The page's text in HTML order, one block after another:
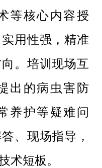
等核心内容授
用性强，精准
。培训现场互
出的病虫害防
养护等疑难问
、现场指导，
术短板。